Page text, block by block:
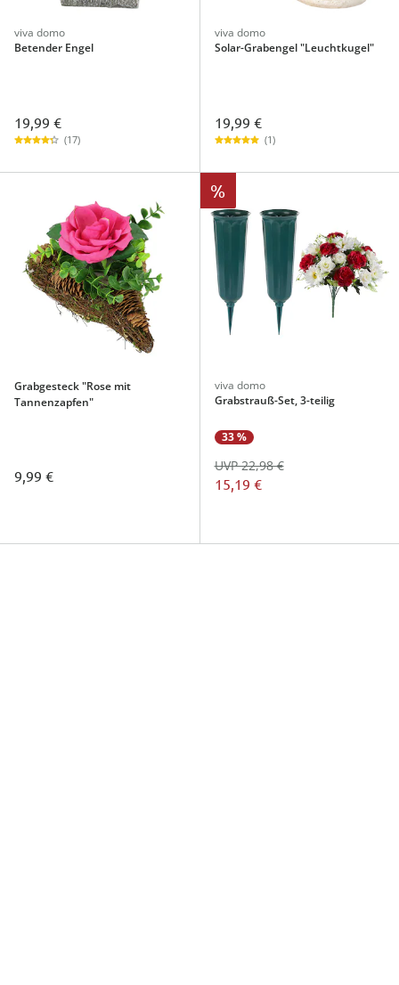
viva domo
Betender Engel
19,99 €
(17)
viva domo
Solar-Grabengel "Leuchtkugel"
19,99 €
(1)
Grabgesteck "Rose mit
Tannenzapfen"
9,99 €
%
viva domo
Grabstrauß-Set, 3-teilig
33 %
15,19 €
UVP 22,98 €